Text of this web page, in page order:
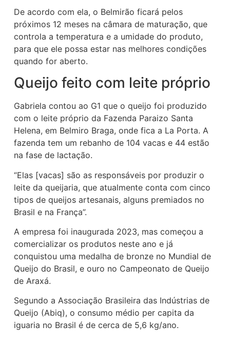
De acordo com ela, o Belmirão ficará pelos
próximos 12 meses na câmara de maturação, que
controla a temperatura e a umidade do produto,
para que ele possa estar nas melhores condições
quando for aberto.
Queijo feito com leite próprio
Gabriela contou ao G1 que o queijo foi produzido
com o leite próprio da Fazenda Paraizo Santa
Helena, em Belmiro Braga, onde fica a La Porta. A
fazenda tem um rebanho de 104 vacas e 44 estão
na fase de lactação.
“Elas [vacas] são as responsáveis por produzir o
leite da queijaria, que atualmente conta com cinco
tipos de queijos artesanais, alguns premiados no
Brasil e na França”.
A empresa foi inaugurada 2023, mas começou a
comercializar os produtos neste ano e já
conquistou uma medalha de bronze no Mundial de
Queijo do Brasil, e ouro no Campeonato de Queijo
de Araxá.
Segundo a Associação Brasileira das Indústrias de
Queijo (Abiq), o consumo médio per capita da
iguaria no Brasil é de cerca de 5,6 kg/ano.